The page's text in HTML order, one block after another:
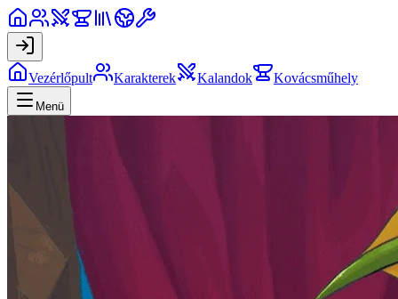
Vezérlőpult Karakterek Kalandok Kovácsműhely
Menü